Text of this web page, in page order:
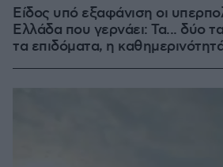
Είδος υπό εξαφάνιση οι
Ελλάδα που γερνάει: Τα... δύο
τα επιδόματα, η